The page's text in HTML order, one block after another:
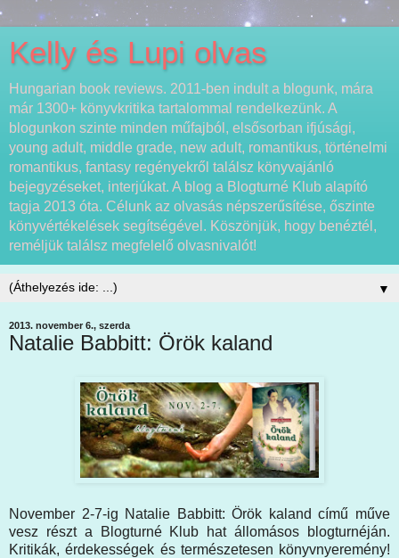
Kelly és Lupi olvas
Hungarian book reviews. 2011-ben indult a blogunk, mára
már 1300+ könyvkritika tartalommal rendelkezünk. A
blogunkon szinte minden műfajból, elsősorban ifjúsági,
young adult, middle grade, new adult, romantikus, történelmi
romantikus, fantasy regényekről találsz könyvajánló
bejegyzéseket, interjúkat. A blog a Blogturné Klub alapító
tagja 2013 óta. Célunk az olvasás népszerűsítése, őszinte
könyvértékelések segítségével. Köszönjük, hogy benéztél,
reméljük találsz megfelelő olvasnivalót!
▼
2013. november 6., szerda
Natalie Babbitt: Örök kaland
November 2-7-ig Natalie Babbitt: Örök kaland című műve
vesz részt a Blogturné Klub hat állomásos blogturnéján.
Kritikák, érdekességek és természetesen könyvnyeremény!